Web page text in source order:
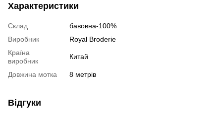
Характеристики
Склад
бавовна-100%
Виробник
Royal Broderie
Країна
виробник
Китай
Довжина мотка 8 метрів
Відгуки